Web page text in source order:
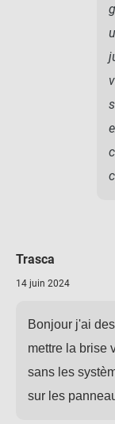
Trasca
14 juin 2024
Bonjour j'ai
mettre la brise
sans les
sur les